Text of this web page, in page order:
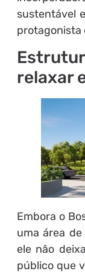
sustentável
protagonista
relaxar
Embora o
uma área
ele não
público que